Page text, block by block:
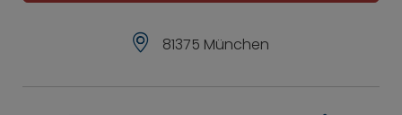
81375 München